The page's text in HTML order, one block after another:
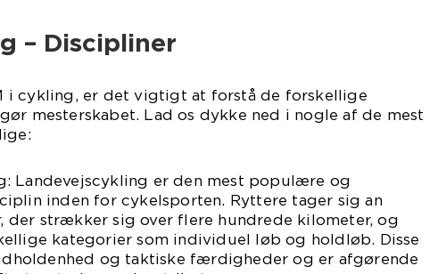
– Discipliner
i cykling, er det vigtigt at forstå de forskellige
mesterskabet. Lad os dykke ned i nogle af de mest
Landevejscykling er den mest populære og
inden for cykelsporten. Ryttere tager sig an
der strækker sig over flere hundrede kilometer, og
kategorier som individuel løb og holdløb. Disse
og taktiske færdigheder og er afgørende